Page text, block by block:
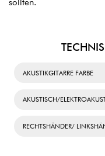
sollten.
AKUSTIKGITARRE FARBE
AKUSTISCH/
RECHTSHÄNDER/